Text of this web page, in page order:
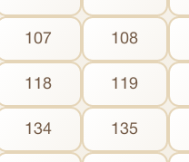
107 108
118 119
134 135